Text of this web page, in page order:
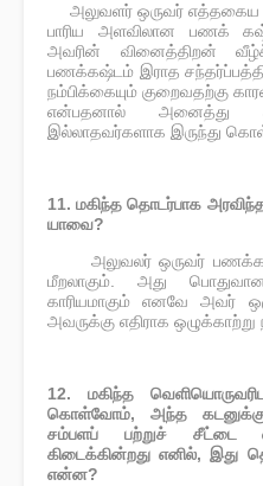
அலுவளர் ஒருவர்
பாரிய அளவிலான பணக்
அவரின் வினைத்திறன்
பணக்கஷ்டம் இராத
நம்பிக்கையும் குறைவதற்கு
என்பதனால் அனைத்து
இல்லாதவர்களாக இருந்து
11. மகிந்த தொடர்பாக
யாவை?
அலுவலர் ஒருவர்
மீறலாகும். அது
காரியமாகும் எனவே அவர்
அவருக்கு எதிராக
12. மகிந்த
கொள்வோம், அந்த
சம்பளப் பற்றுச் சீட்டை
கிடைக்கின்றது எனில், இது
என்ன?